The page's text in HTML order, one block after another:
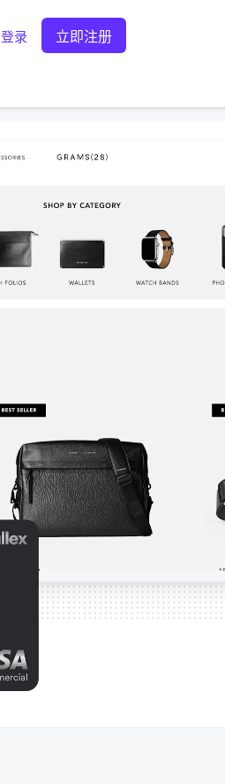
登录 立即注册